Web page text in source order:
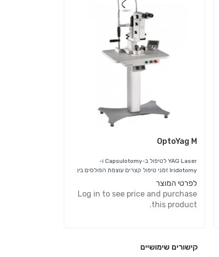
OptoYag M
YAG Laser לטיפול ב-Capsulotomy ו-
Iridotomy זמני טיפול קצרים עוצמת הפולסים בין
לפרטי המוצר
Log in to see price and purchase
this product.
קישורים שימושיים